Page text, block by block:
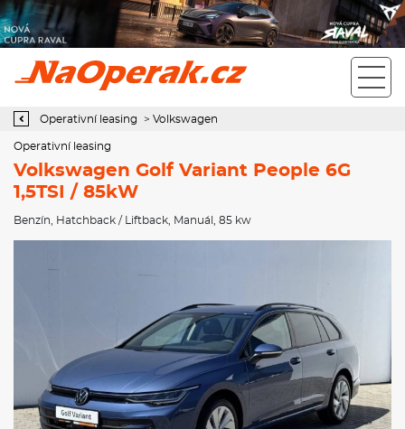
Operativní leasing Volkswagen Golf Variant People 6G 1,5TSI /
Operativní leasing > Volkswagen
Operativní leasing
Volkswagen Golf Variant People 6G
1,5TSI / 85kW
Benzín Hatchback / Liftback Manuál , 85 kw